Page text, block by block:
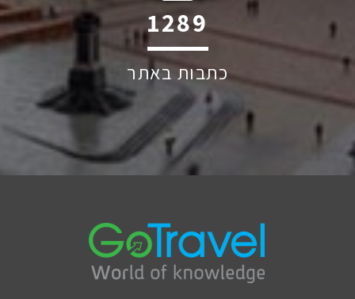
1787
כתבות באתר